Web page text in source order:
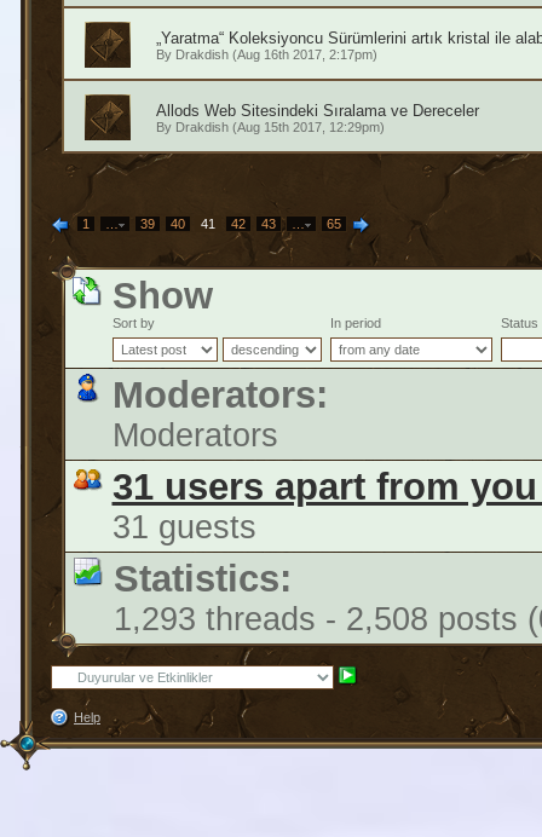
„Yaratma“ Koleksiyoncu Sürümlerini artık kristal ile
By Drakdish(Aug 16th 2017, 2:17pm)
Allods Web Sitesindeki Sıralama ve Dereceler
By Drakdish(Aug 15th 2017, 12:29pm)
1 39 40 41 42 43 65
Show
Sort by In period Status
Moderators:
Moderators
31 users apart from
31 guests
Statistics:
1,293 threads - 2,508 posts
Help